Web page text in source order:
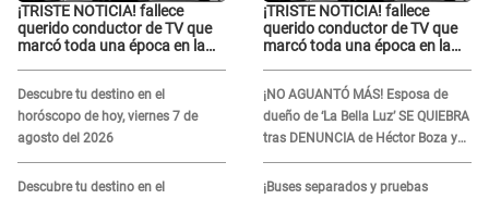
¡TRISTE NOTICIA! fallece
querido conductor de TV que
marcó toda una época en la
Descubre tu destino en el
horóscopo de hoy, viernes 7 de
agosto del 2026
Descubre tu destino en el
¡TRISTE NOTICIA! fallece
querido conductor de TV que
marcó toda una época en la
¡NO AGUANTÓ MÁS! Esposa de
dueño de ‘La Bella Luz’ SE QUIEBRA
tras DENUNCIA de Héctor Boza y
ARREMETE contra Claudia Salazar
¡Buses separados y pruebas